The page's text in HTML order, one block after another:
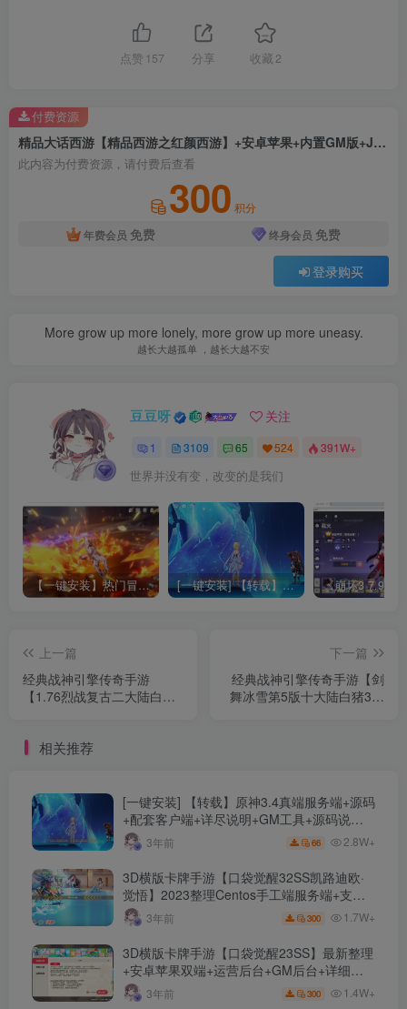
点赞 157 分享 收藏 2
精品大话西游【精品西游之红颜西游】+安卓苹果+内置GM版+JAVA后台+Linux手工服务端+详细搭建教程
此内容为付费资源，请付费后查看
300 积分
年费会员 免费 终身会员 免费
登录购买
付费资源
More grow up more lonely, more grow up more uneasy.
越长大越孤单 ，越长大越不安
豆豆呀 关注
1 3109 65 524 391W+
世界并没有变，改变的是我们
【一键安装】热门冒险策略类游戏崩坏：星穹铁道全新2.3版本一键端+一键代理+一键启动+免虚拟机 [一键安装] 【转载】原神3.4真端服务端+源码+配套客户端+详尽说明+GM工具+源码说明文件
上一篇
经典战神引擎传奇手游
【1.76烈战复古二大陆白猪
教程
下一篇
经典战神引擎传奇手游【剑
舞冰雪第5版十大陆白猪3免
相关推荐
[一键安装] 【转载】原神3.4真端服务端+源码
+配套客户端+详尽说明+GM工具+源码说明
文件3年前 66 2.8W+
3D横版卡牌手游【口袋觉醒32SS凯路迪欧·
觉悟】2023整理Centos手工端服务端+支付
对接+安卓苹果双端+运营后台+GM授权后台
+代理后台
3年前 300 1.7W+
3D横版卡牌手游【口袋觉醒23SS】最新整理
+安卓苹果双端+运营后台+GM后台+详细搭
建教程3年前 300 1.4W+